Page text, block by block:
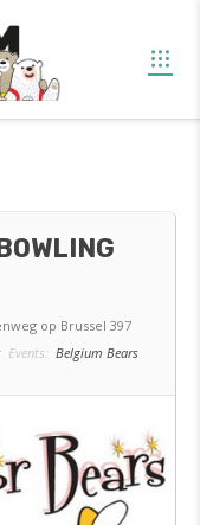
op Brussel 397
Events: Belgium Bears